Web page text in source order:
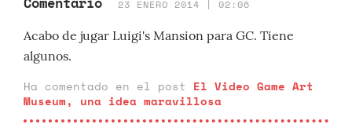
23 ENERO 2014 | 02:06
Acabo de jugar Luigi's Mansion para GC. Tiene
algunos.
Ha comentado en el post El Video Game Art
Museum, una idea maravillosa